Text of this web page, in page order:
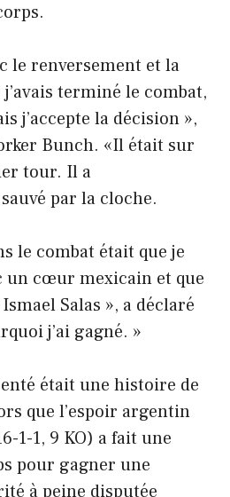
le renversement et la
terminé le combat,
j’accepte la décision »,
Bunch. «Il était sur
tour. Il a
par la cloche.
le combat était que je
un cœur mexicain et que
Salas », a déclaré
j’ai gagné. »
était une histoire de
que l’espoir argentin
1-1, 9 KO) a fait une
pour gagner une
à peine disputée